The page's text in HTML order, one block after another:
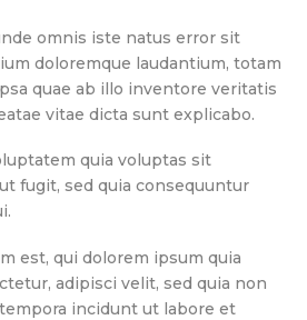
omnis iste natus error sit
doloremque laudantium, totam
quae ab illo inventore veritatis
vitae dicta sunt explicabo.
quia voluptas sit
fugit, sed quia consequuntur
est, qui dolorem ipsum quia
adipisci velit, sed quia non
incidunt ut labore et